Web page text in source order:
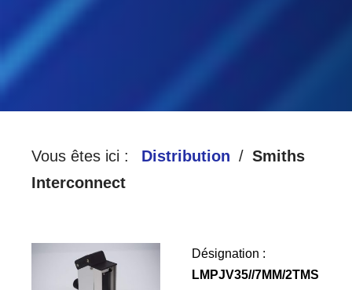
Vous êtes ici : Distribution
Smiths
Interconnect
Désignation :
LMPJV35//7MM/2TMS